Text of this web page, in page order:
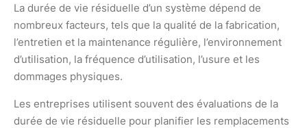
La durée de vie résiduelle d’un système dépend de
nombreux facteurs, tels que la qualité de la fabrication,
l’entretien et la maintenance régulière, l’environnement
d’utilisation, la fréquence d’utilisation, l’usure et les
dommages physiques.
Les entreprises utilisent souvent des évaluations de la
durée de vie résiduelle pour planifier les remplacements